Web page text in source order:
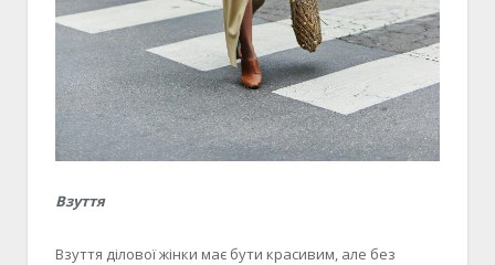
Взуття
Взуття ділової жінки має бути красивим, але без